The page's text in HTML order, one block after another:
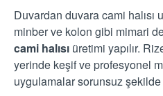
Duvardan duvara cami halısı
minber ve kolon gibi mimari
cami halısı üretimi yapılır.
yerinde keşif ve profesyonel
uygulamalar sorunsuz şekilde